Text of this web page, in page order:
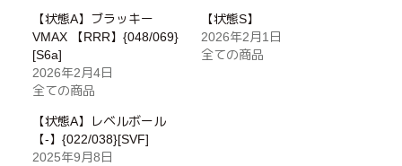
【状態A】ブラッキー
VMAX 【RRR】{048/069}
[S6a]
2026年2月4日
全ての商品
【状態S】
2026年2月1日
全ての商品
【状態A】レベルボール
【-】{022/038}[SVF]
2025年9月8日